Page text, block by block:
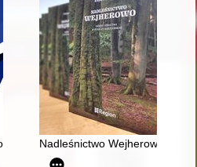
się ukraińskiej tożsamości
Nadleśnictwo Wejherowo :